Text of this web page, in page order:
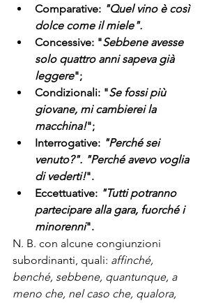
Comparative: "Quel vino è così
dolce come il miele".
Concessive: "Sebbene avesse
solo quattro anni sapeva già
leggere";
Condizionali: "Se fossi più
giovane, mi cambierei la
macchina!";
Interrogative: "Perché sei
venuto?". "Perché avevo voglia
di vederti!".
Eccettuative: "Tutti potranno
partecipare alla gara, fuorché i
minorenni".
N. B. con alcune congiunzioni
subordinanti, quali: affinché,
benché, sebbene, quantunque, a
meno che, nel caso che, qualora,